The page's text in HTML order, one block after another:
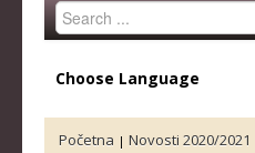
ŽENSKA KADETSKA
Search
...
Choose Language
Početna | Novosti 2020/2021